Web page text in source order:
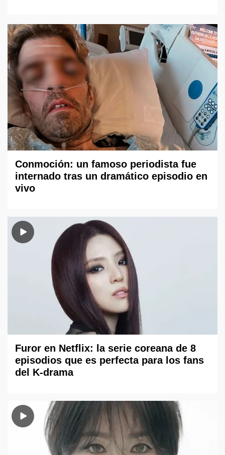
Conmoción: un famoso periodista fue
internado tras un dramático episodio en
vivo
Furor en Netflix: la serie coreana de 8
episodios que es perfecta para los fans
del K-drama